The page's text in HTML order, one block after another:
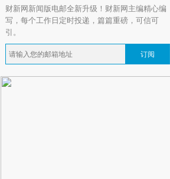
财新网新闻版电邮全新升级！财新网主编精心编
写，每个工作日定时投递，篇篇重磅，可信可
引。
订阅